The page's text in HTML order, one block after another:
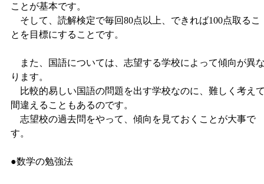
ことが基本です。
そして、読解検定で毎回80点以上、できれば100点取るこ
とを目標にすることです。
また、国語については、志望する学校によって傾向が異
ります。
比較的易しい国語の問題を出す学校なのに、難しく考え
間違えることもあるのです。
志望校の過去問をやって、傾向を見ておくことが大事で
す。
●数学の勉強法